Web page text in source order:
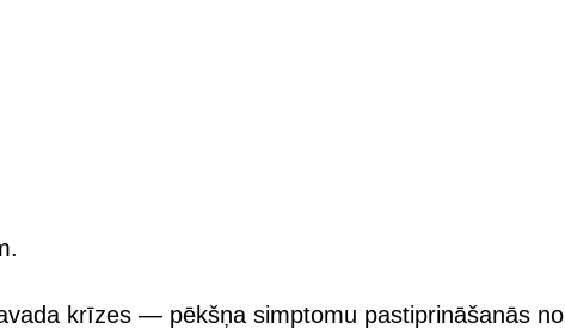
krīzes — pēkšņa simptomu pastiprināšanās no